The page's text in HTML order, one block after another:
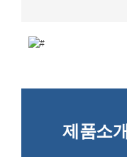
제품소개